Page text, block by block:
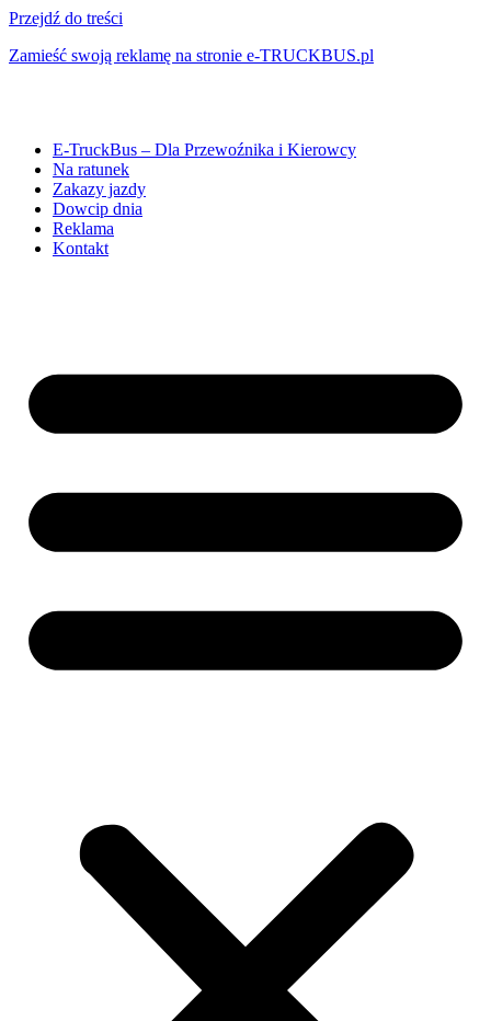
Przejdź do treści
Zamieść swoją reklamę na stronie e-TRUCKBUS.pl
E-TruckBus – Dla Przewoźnika i Kierowcy
Na ratunek
Zakazy jazdy
Dowcip dnia
Reklama
Kontakt